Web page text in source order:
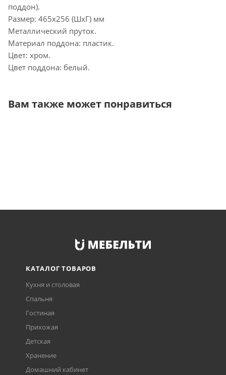
поддон).
Размер: 465х256 (ШхГ) мм
Металлический пруток.
Материал поддона: пластик.
Цвет: хром.
Цвет поддона: белый.
Вам также может понравиться
КАТАЛОГ ТОВАРОВ
Кухня и столовая
Спальня
Гостиная
Прихожая
Детская
Хранение
Домашний кабинет